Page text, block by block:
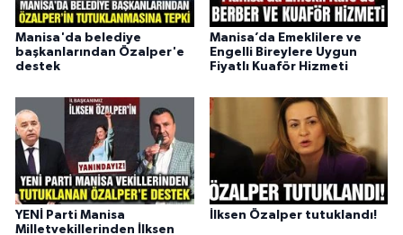
Manisa'da belediye
başkanlarından Özalper'e
destek
Manisa’da Emeklilere ve
Engelli Bireylere Uygun
Fiyatlı Kuaför Hizmeti
YENİ Parti Manisa
Milletvekillerinden İlksen
İlksen Özalper tutuklandı!